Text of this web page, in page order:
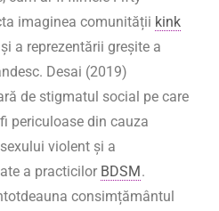
imaginea comunității kink
a reprezentării greșite a
Desai (2019)
de stigmatul social pe care
periculoase din cauza
violent și a
a practicilor BDSM.
consimțământul